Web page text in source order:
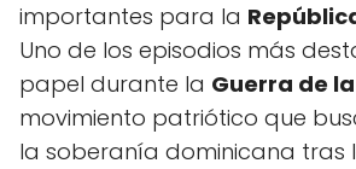
importantes para la
Uno de los episodios más
papel durante la Guerra de
movimiento patriótico que
la soberanía dominicana tras